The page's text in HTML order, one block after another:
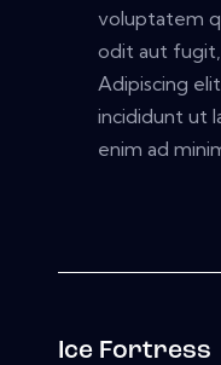
voluptatem
odit aut fugit,
Adipiscing
incididunt ut
enim ad
Ice Fortress